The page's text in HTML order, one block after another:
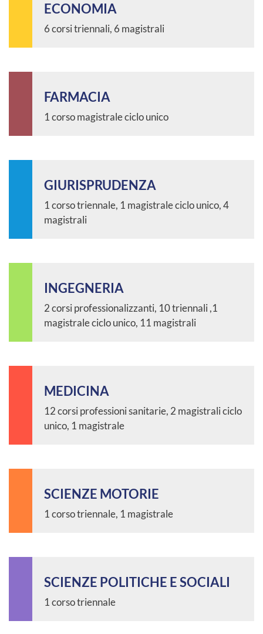
ECONOMIA
6 corsi triennali, 6 magistrali
FARMACIA
1 corso magistrale ciclo unico
GIURISPRUDENZA
1 corso triennale, 1 magistrale ciclo unico, 4
magistrali
INGEGNERIA
2 corsi professionalizzanti, 10 triennali ,1
magistrale ciclo unico, 11 magistrali
MEDICINA
12 corsi professioni sanitarie, 2 magistrali ciclo
unico, 1 magistrale
SCIENZE MOTORIE
1 corso triennale, 1 magistrale
SCIENZE POLITICHE E SOCIALI
1 corso triennale